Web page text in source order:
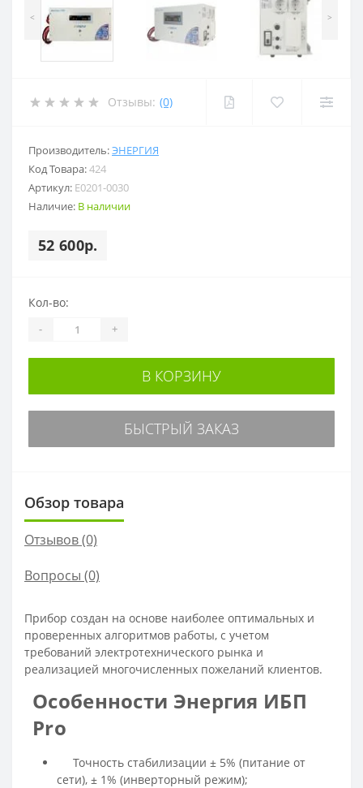
< >
Отзывы: (0)
Производитель:ЭНЕРГИЯ
Код Товара:424
Артикул: Е0201-0030
Наличие: В наличии
52 600р.
Кол-во:
- +
В КОРЗИНУ
БЫСТРЫЙ ЗАКАЗ
Обзор товара
Отзывов (0)
Вопросы (0)
Прибор создан на основе наиболее оптимальных и
проверенных алгоритмов работы, с учетом
требований электротехнического рынка и
реализацией многочисленных пожеланий клиентов.
Особенности Энергия ИБП
Pro
Точность стабилизации ± 5% (питание от
сети), ± 1% (инверторный режим);